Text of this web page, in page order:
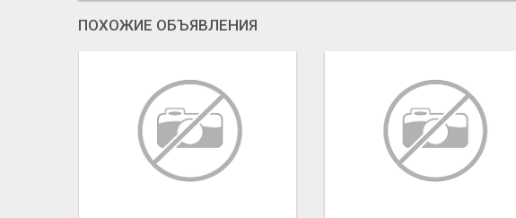
ПОХОЖИЕ ОБЪЯВЛЕНИЯ